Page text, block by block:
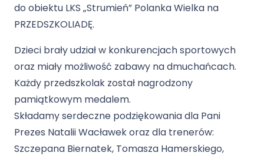
do obiektu LKS „Strumień” Polanka Wielka na
PRZEDSZKOLIADĘ.
Dzieci brały udział w konkurencjach sportowych
oraz miały możliwość zabawy na dmuchańcach.
Każdy przedszkolak został nagrodzony
pamiątkowym medalem.
Składamy serdeczne podziękowania dla Pani
Prezes Natalii Wacławek oraz dla trenerów:
Szczepana Biernatek, Tomasza Hamerskiego,